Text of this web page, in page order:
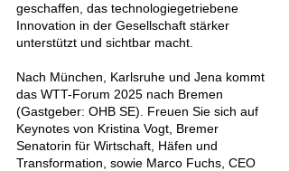
geschaffen, das technologiegetriebene
Innovation in der Gesellschaft stärker
unterstützt und sichtbar macht.
Nach München, Karlsruhe und Jena kommt
das WTT-Forum 2025 nach Bremen
(Gastgeber: OHB SE). Freuen Sie sich auf
Keynotes von Kristina Vogt, Bremer
Senatorin für Wirtschaft, Häfen und
Transformation, sowie Marco Fuchs, CEO